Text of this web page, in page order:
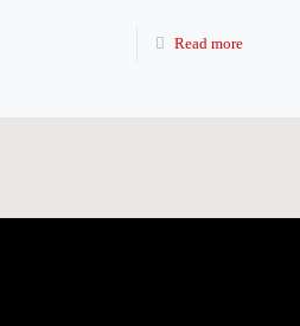
Read more